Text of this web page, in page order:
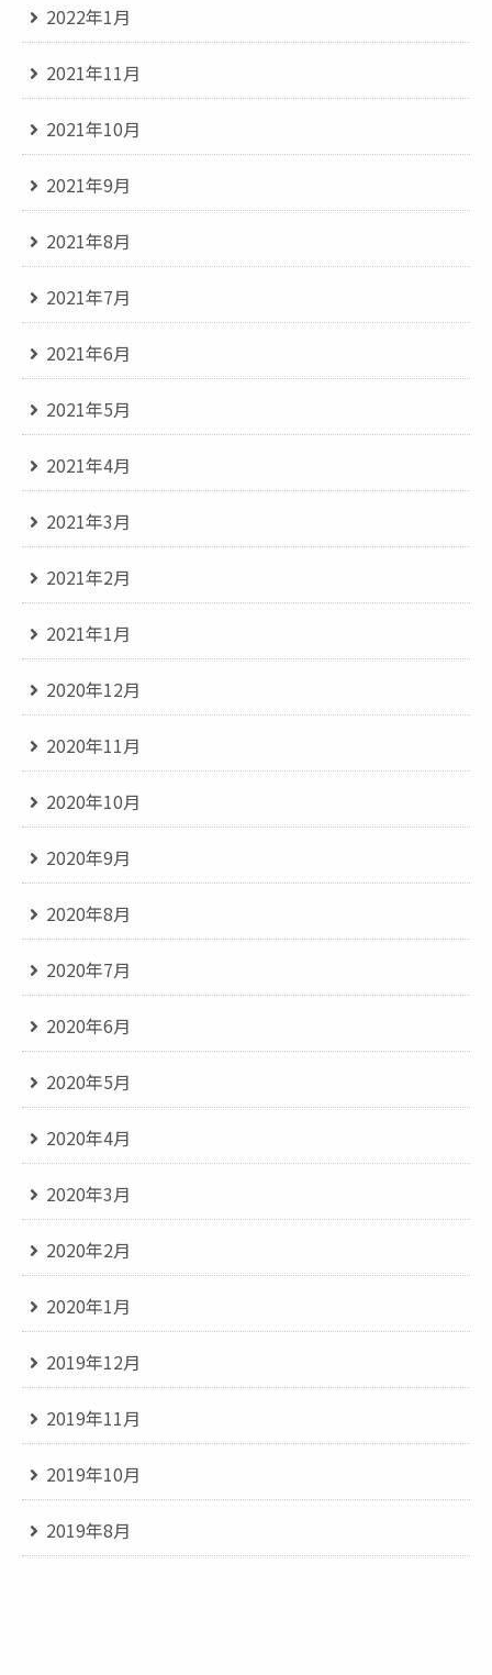
2022年1月
2021年11月
2021年10月
2021年9月
2021年8月
2021年7月
2021年6月
2021年5月
2021年4月
2021年3月
2021年2月
2021年1月
2020年12月
2020年11月
2020年10月
2020年9月
2020年8月
2020年7月
2020年6月
2020年5月
2020年4月
2020年3月
2020年2月
2020年1月
2019年12月
2019年11月
2019年10月
2019年8月